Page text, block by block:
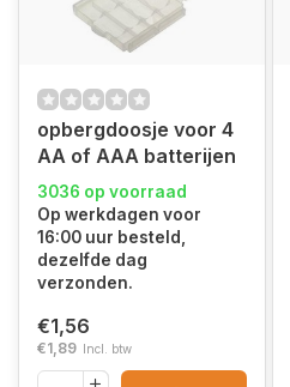
opbergdoosje voor 4
AA of AAA batterijen
3036 op voorraad
Op werkdagen voor
16:00 uur besteld,
dezelfde dag
verzonden.
€1,56
€1,89 Incl. btw